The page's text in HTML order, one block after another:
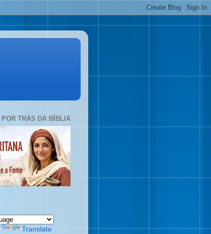
TRÁS DA BÍBLIA
Translate